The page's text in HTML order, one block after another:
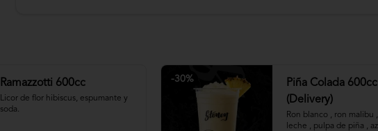
Ramazzotti 600cc
Licor de flor hibiscus, espumante y
soda.
-30%
Piña Colada 600cc
(Delivery)
Ron blanco , ron malibu
leche , pulpa de piña ,